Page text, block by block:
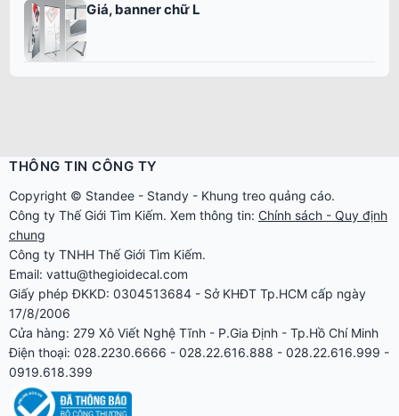
Giá, banner chữ L
THÔNG TIN CÔNG TY
Copyright © Standee - Standy - Khung treo quảng cáo.
Công ty Thế Giới Tìm Kiếm. Xem thông tin: Chính sách - Quy định
chung
Công ty TNHH Thế Giới Tìm Kiếm.
Email: vattu@thegioidecal.com
Giấy phép ĐKKD: 0304513684 - Sở KHĐT Tp.HCM cấp ngày
17/8/2006
Cửa hàng: 279 Xô Viết Nghệ Tĩnh - P.Gia Định - Tp.Hồ Chí Minh
Điện thoại: 028.2230.6666 - 028.22.616.888 - 028.22.616.999 -
0919.618.399